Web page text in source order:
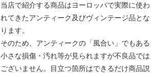
当店で紹介する商品はヨーロッパで実際に使わ
れてきたアンティーク及びヴィンテージ品とな
ります。
そのため、アンティークの「風合い」でもある
小さな損傷・汚れ等が見られますが不良品では
ございません。目立つ箇所はできるだけ商品説